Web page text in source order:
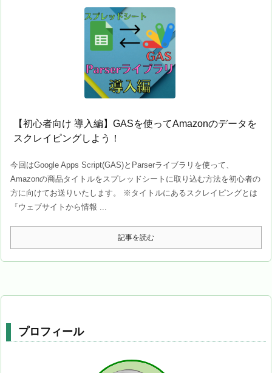
【初心者向け 導入編】GASを使ってAmazonのデータを
スクレイピングしよう！
今回はGoogle Apps Script(GAS)とParserライブラリを使って、
Amazonの商品タイトルをスプレッドシートに取り込む方法を初心者の
方に向けてお送りいたします。 ※タイトルにあるスクレイピングとは
『ウェブサイトから情報 ...
記事を読む
プロフィール